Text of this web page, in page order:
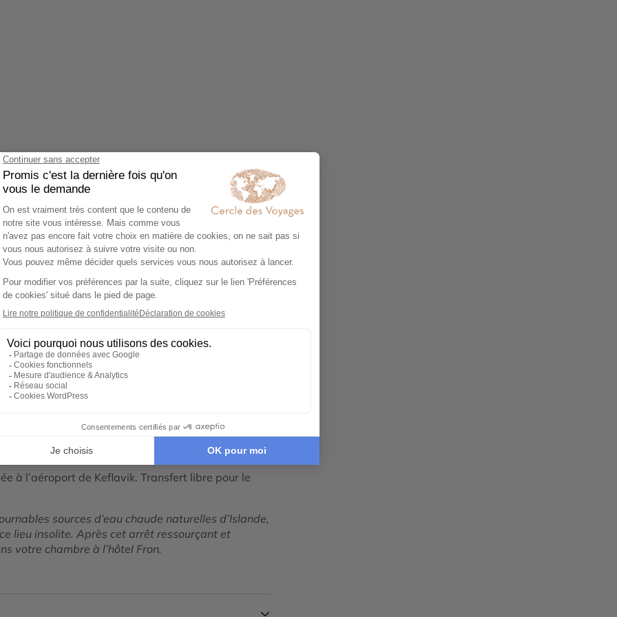
le cookie Google Maps.
Google Maps
Tout déplier
à l’aéroport de Keflavik. Transfert libre pour le
sources d’eau chaude naturelles d’Islande,
lieu insolite. Après cet arrêt ressourçant et
votre chambre à l’hôtel Fron.